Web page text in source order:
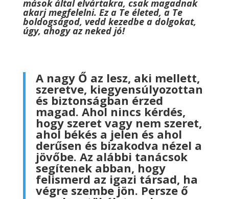
mások által elvártakra, csak magadnak
akarj megfelelni. Ez a Te életed, a Te
boldogságod, vedd kezedbe a dolgokat,
úgy, ahogy az neked jó!
A nagy Ő az lesz, aki mellett,
szeretve, kiegyensúlyozottan
és biztonságban érzed
magad. Ahol nincs kérdés,
hogy szeret vagy nem szeret,
ahol békés a jelen és ahol
derűsen és bizakodva nézel a
jövőbe. Az alábbi tanácsok
segítenek abban, hogy
felismerd az igazi társad, ha
végre szembe jön. Persze ő